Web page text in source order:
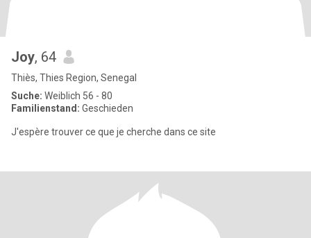
Joy, 64
Thiès, Thies Region, Senegal
Suche: Weiblich 56 - 80
Familienstand: Geschieden
J'espère trouver ce que je cherche dans ce site